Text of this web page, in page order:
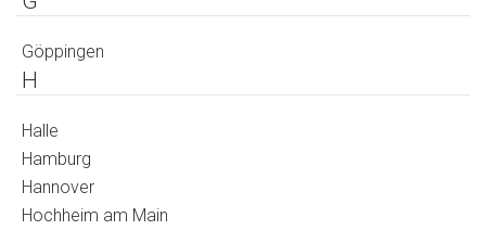
Göppingen
H
Halle
Hamburg
Hannover
Hochheim am Main